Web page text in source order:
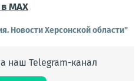
MAX
Новости Херсонской области"
наш Telegram-канал